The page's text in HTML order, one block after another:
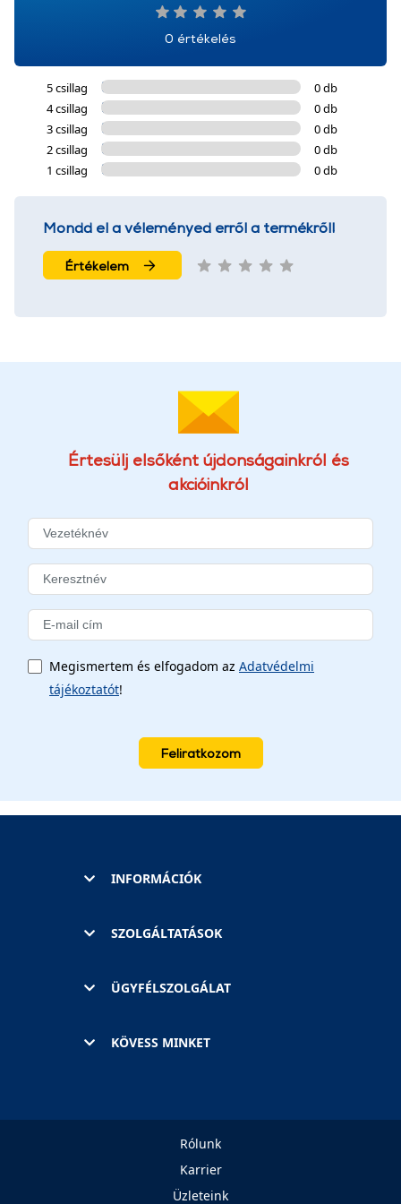
0 értékelés
5 csillag
0 db
4 csillag
0 db
3 csillag
0 db
2 csillag
0 db
1 csillag
0 db
Mondd el a véleményed erről a termékről!
Értékelem
Értesülj elsőként újdonságainkról és
akcióinkról
Megismertem és elfogadom az Adatvédelmi
tájékoztatót!
Feliratkozom
INFORMÁCIÓK
SZOLGÁLTATÁSOK
ÜGYFÉLSZOLGÁLAT
KÖVESS MINKET
Rólunk
Karrier
Üzleteink